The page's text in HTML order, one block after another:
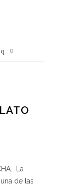
0
La
de las